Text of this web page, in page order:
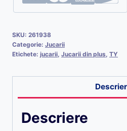
SKU: 261938
Categorie: Jucarii
Etichete: jucarii, Jucarii din plus, TY
Descriere